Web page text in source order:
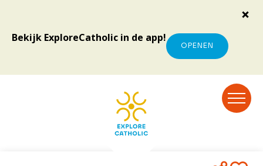
Bekijk ExploreCatholic in de app!
OPENEN